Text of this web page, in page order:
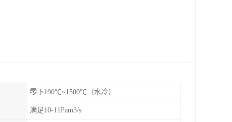
零下190℃~1500℃（水冷）
满足10-11Pam3/s